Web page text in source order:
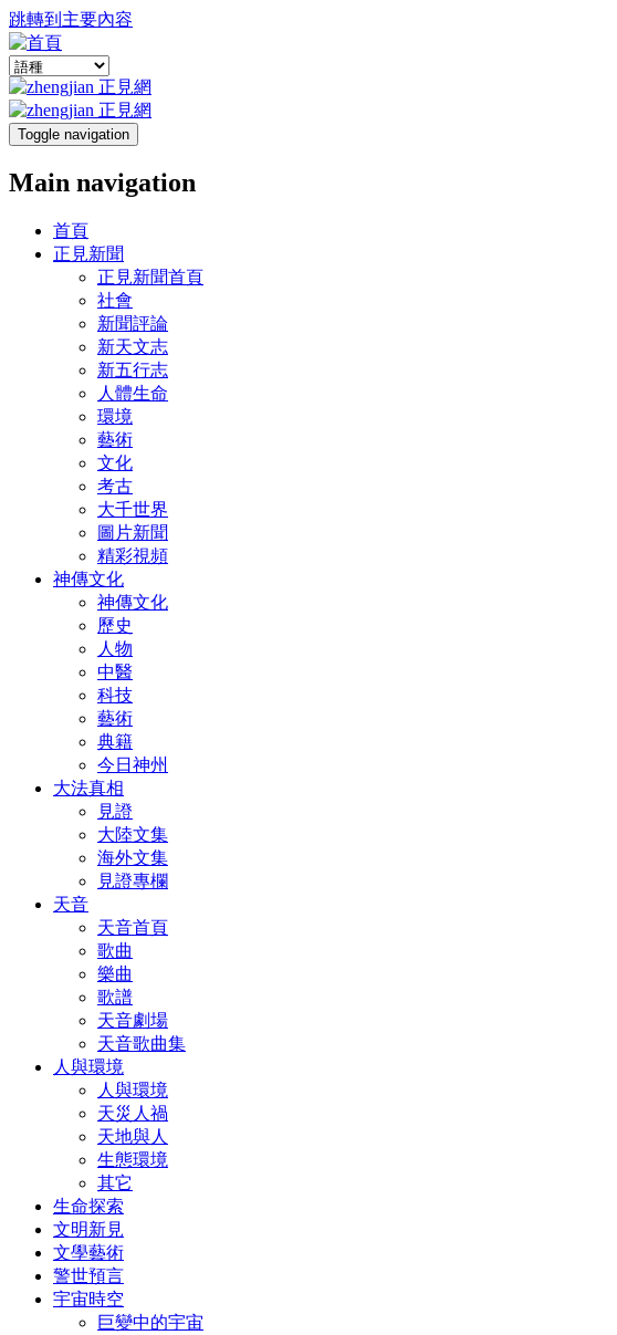
跳轉到主要內容
Toggle navigation
Main navigation
首頁
正見新聞
正見新聞首頁
社會
新聞評論
新天文志
新五行志
人體生命
環境
藝術
文化
考古
大千世界
圖片新聞
精彩視頻
神傳文化
神傳文化
歷史
人物
中醫
科技
藝術
典籍
今日神州
大法真相
見證
大陸文集
海外文集
見證專欄
天音
天音首頁
歌曲
樂曲
歌譜
天音劇場
天音歌曲集
人與環境
人與環境
天災人禍
天地與人
生態環境
其它
生命探索
文明新見
文學藝術
警世預言
宇宙時空
巨變中的宇宙